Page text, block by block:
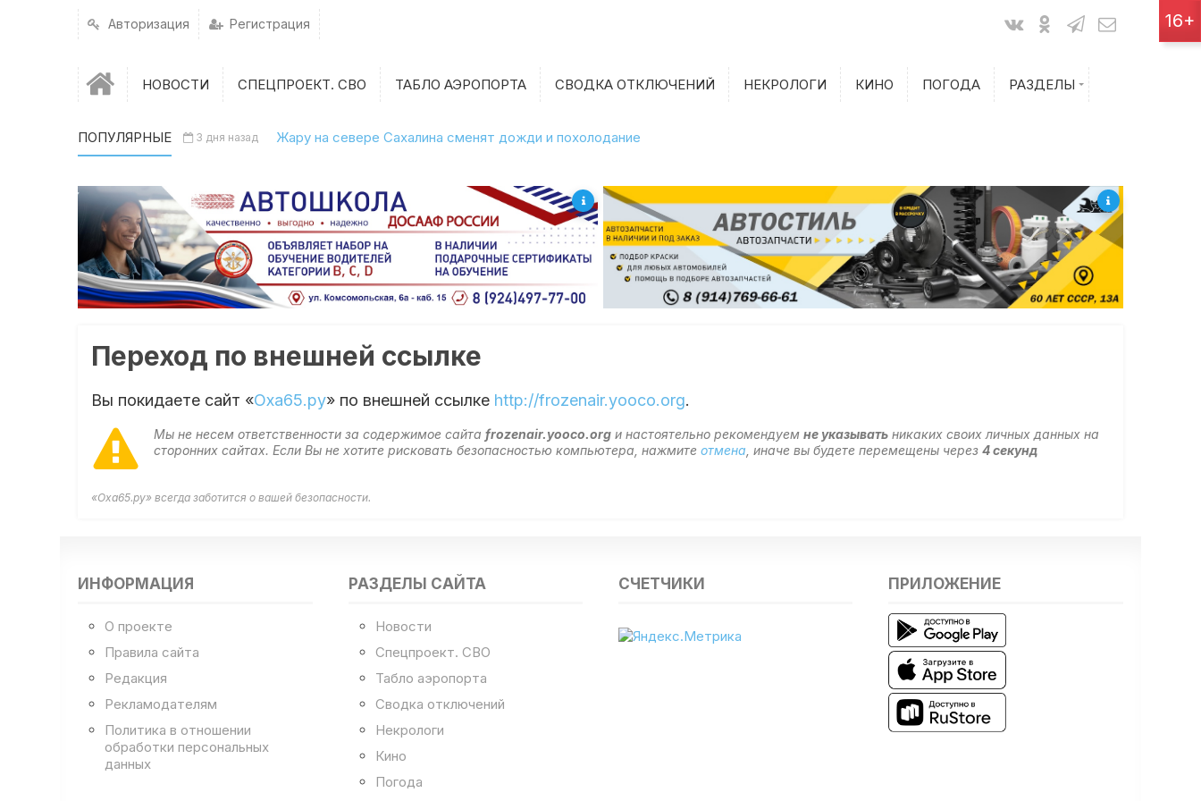
Авторизация Регистрация
НОВОСТИ СПЕЦПРОЕКТ. СВО ТАБЛО АЭРОПОРТА СВОДКА ОТКЛЮЧЕНИЙ НЕКРОЛОГИ КИНО ПОГОДА РАЗДЕЛЫ
Показания счетчиков
Билеты на поезд
ПОПУЛЯРНЫЕ 3 дня назад Жару на севере Сахалина сменят дожди и похолодание
Переход по внешней ссылке
Вы покидаете сайт «Оха65.ру» по внешней ссылке http://frozenair.yooco.org.
Мы не несем ответственности за содержимое сайтаfrozenair.yooco.org и настоятельно рекомендуемне указывать никаких своих личных данных на
сторонних сайтах. Если Вы не хотите рисковать безопасностью компьютера, нажмитеотмена , иначе вы будете перемещены через4секунд
«Оха65.ру» всегда заботится о вашей безопасности.
ИНФОРМАЦИЯ
О проекте
Правила сайта
Редакция
Рекламодателям
Политика в отношении
обработки персональных
данных
РАЗДЕЛЫ САЙТА
Новости
Спецпроект. СВО
Табло аэропорта
Сводка отключений
Некрологи
Кино
Погода
СЧЕТЧИКИ ПРИЛОЖЕНИЕ
16+